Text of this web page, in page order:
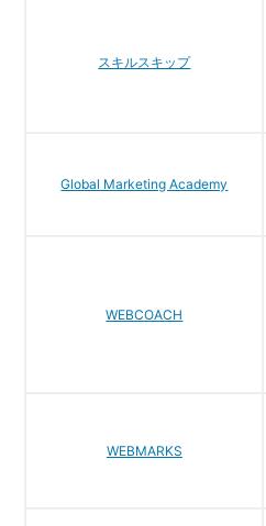
スキルスキップ
Global Marketing Academy
WEBCOACH
WEBMARKS